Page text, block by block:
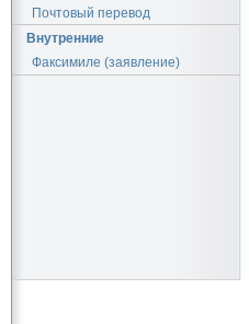
Почтовый перевод
Внутренние
Факсимиле (заявление)